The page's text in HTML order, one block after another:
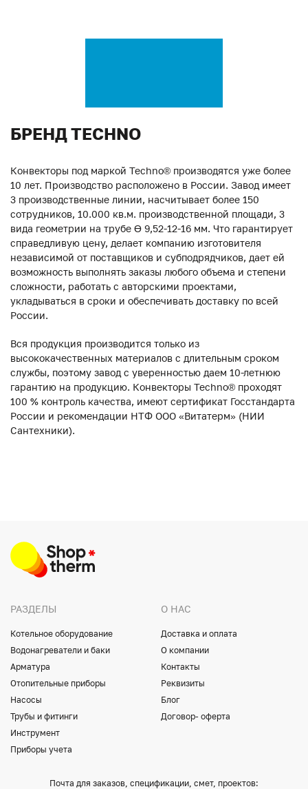
БРЕНД TECHNO
Конвекторы под маркой Techno® производятся уже более
10 лет. Производство расположено в России. Завод имеет
3 производственные линии, насчитывает более 150
сотрудников, 10.000 кв.м. производственной площади, 3
вида геометрии на трубе ϴ 9,52-12-16 мм. Что гарантирует
справедливую цену, делает компанию изготовителя
независимой от поставщиков и субподрядчиков, дает ей
возможность выполнять заказы любого объема и степени
сложности, работать с авторскими проектами,
укладываться в сроки и обеспечивать доставку по всей
России.
Вся продукция производится только из
высококачественных материалов с длительным сроком
службы, поэтому завод с уверенностью даем 10-летнюю
гарантию на продукцию. Конвекторы Techno® проходят
100 % контроль качества, имеют сертификат Госстандарта
России и рекомендации НТФ ООО «Витатерм» (НИИ
Сантехники).
РАЗДЕЛЫ
Котельное оборудование
Водонагреватели и баки
Арматура
Отопительные приборы
Насосы
Трубы и фитинги
Инструмент
Приборы учета
О НАС
Доставка и оплата
О компании
Контакты
Реквизиты
Блог
Договор- оферта
Почта для заказов, спецификации, смет, проектов: